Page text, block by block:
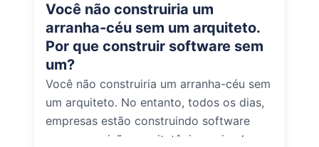
Você não construiria um
arranha-céu sem um arquiteto.
Por que construir software sem
um?
Você não construiria um arranha-céu sem
um arquiteto. No entanto, todos os dias,
empresas estão construindo software
sem supervisão arquitetônica, criando